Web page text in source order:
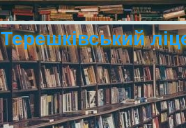
Терешківський